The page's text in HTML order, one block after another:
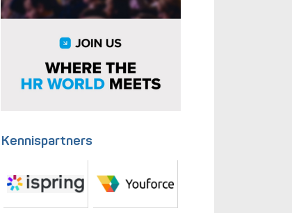
Kennispartners